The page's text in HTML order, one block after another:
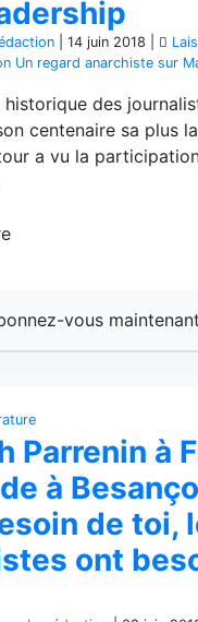
14 juin 2018
Un regard anarchiste sur
historique des
centenaire sa plus
a vu la
vous maintenant
Parrenin à
à
de toi,
ont